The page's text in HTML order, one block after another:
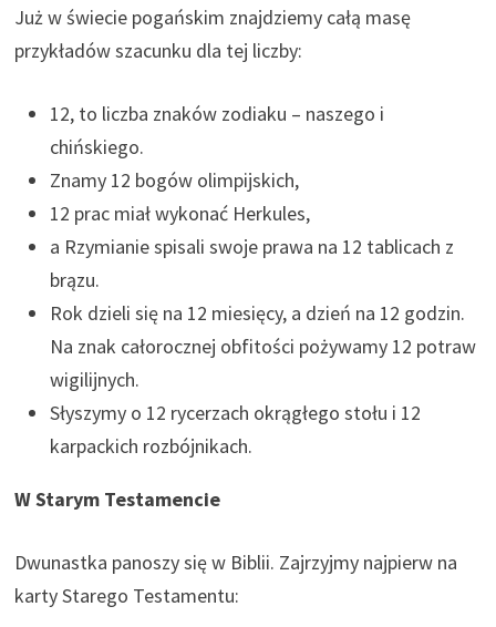
Już w świecie pogańskim znajdziemy całą masę
przykładów szacunku dla tej liczby:
12, to liczba znaków zodiaku – naszego i
chińskiego.
Znamy 12 bogów olimpijskich,
12 prac miał wykonać Herkules,
a Rzymianie spisali swoje prawa na 12 tablicach z
brązu.
Rok dzieli się na 12 miesięcy, a dzień na 12 godzin.
Na znak całorocznej obfitości pożywamy 12 potraw
wigilijnych.
Słyszymy o 12 rycerzach okrągłego stołu i 12
karpackich rozbójnikach.
W Starym Testamencie
Dwunastka panoszy się w Biblii. Zajrzyjmy najpierw na
karty Starego Testamentu: